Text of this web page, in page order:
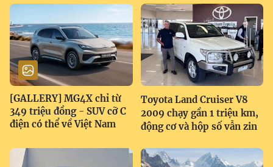
[GALLERY] MG4X chỉ từ
349 triệu đồng - SUV cỡ C
điện có thể về Việt Nam
Toyota Land Cruiser V8
2009 chạy gần 1 triệu km,
động cơ và hộp số vẫn zin